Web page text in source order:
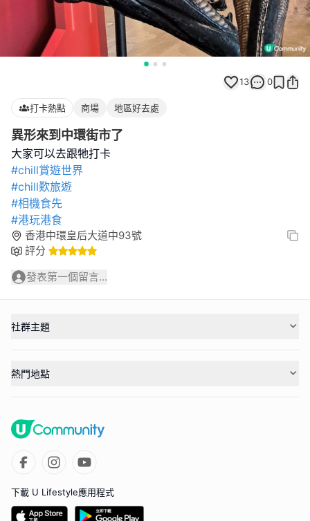
13 0
打卡熱點 商場 地區好去處
異形來到中環街市了
#chill賞遊世界
#chill歎旅遊
#相機食先
#港玩港食
香港中環皇后大道中93號
評分
發表第一個留言...
社群主題
熱門地點
下載 U Lifestyle應用程式